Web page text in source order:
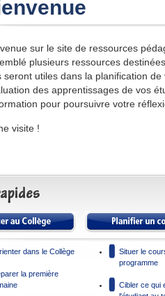
sur le site de ressources
plusieurs ressources
seront utiles dans la planification
des apprentissages de vos
pour poursuivre votre
visite !
dans le Collège
la première
Situer le
programme
Cibler ce qui